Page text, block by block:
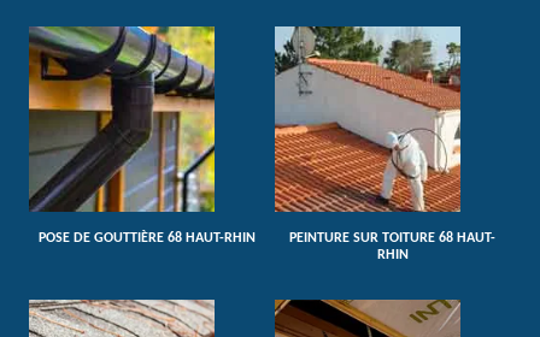
POSE DE GOUTTIÈRE 68 HAUT-RHIN
PEINTURE SUR TOITURE 68 HAUT-
RHIN